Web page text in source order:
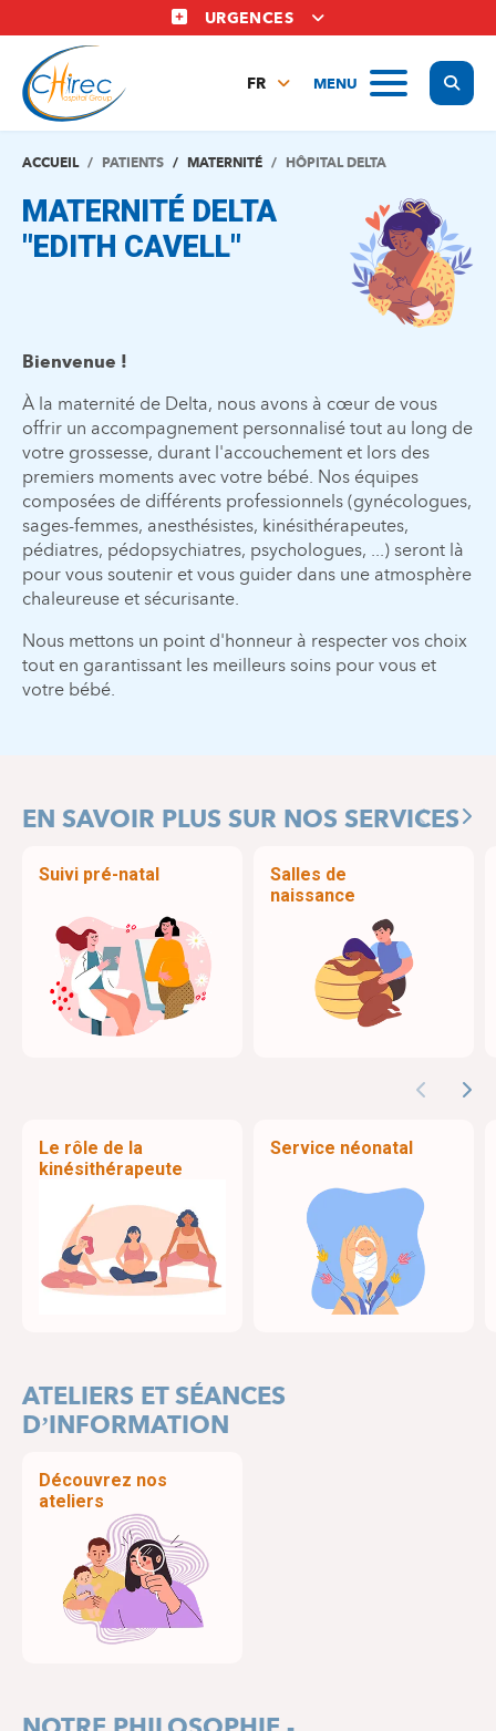
au
contenu
principal
URGENCES
MENU
FR
EN
ACCUEIL PATIENTS MATERNITÉ HÔPITAL DELTA
MATERNITÉ DELTA
"EDITH CAVELL"
Bienvenue !
À la maternité de Delta, nous avons à cœur de vous
offrir un accompagnement personnalisé tout au long de
votre grossesse, durant l'accouchement et lors des
premiers moments avec votre bébé. Nos équipes
composées de différents professionnels (gynécologues,
sages-femmes, anesthésistes, kinésithérapeutes,
pédiatres, pédopsychiatres, psychologues, ...) seront là
pour vous soutenir et vous guider dans une atmosphère
chaleureuse et sécurisante.
Nous mettons un point d'honneur à respecter vos choix
tout en garantissant les meilleurs soins pour vous et
votre bébé.
EN SAVOIR PLUS SUR NOS SERVICES
Previous
Suivi pré-natal
Salles de
naissance
Previous
Le rôle de la
kinésithérapeute
Service néonatal
ATELIERS ET SÉANCES
D’INFORMATION
Découvrez nos
ateliers